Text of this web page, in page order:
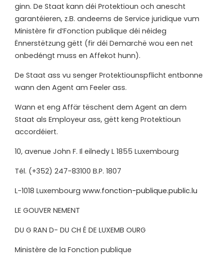
ginn. De Staat kann déi Protektioun och anescht
garantéieren, z.B. andeems de Service juridique vum
Ministère fir d’Fonction publique déi néideg
Ënnerstëtzung gëtt (fir déi Demarchë wou een net
onbedéngt muss en Affekot hunn).
De Staat ass vu senger Protektiounspflicht entbonne
wann den Agent am Feeler ass.
Wann et eng Affär tëschent dem Agent an dem
Staat als Employeur ass, gëtt keng Protektioun
accordéiert.
10, avenue John F. Il eilnedy L 1855 Luxembourg
Tél. (+352) 247-83100 B.P. 1807
L-1018 Luxembourg www.fonction-publique.public.lu
LE GOUVER NEMENT
DU G RAN D- DU CH É DE LUXEMB OURG
Ministère de la Fonction publique